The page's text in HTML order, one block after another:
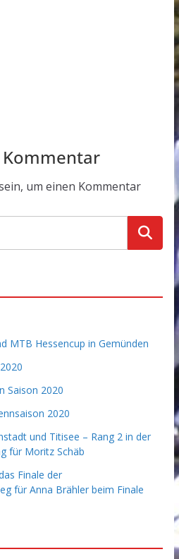
um einen Kommentar
MTB Hessencup in Gemünden
Saison 2020
2020
und Titisee – Rang 2 in der
für Moritz Schäb
Finale der
für Anna Brähler beim Finale